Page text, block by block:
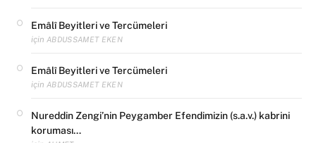
Emâlî Beyitleri ve Tercümeleri
için ABDUSSAMET EKEN
Emâlî Beyitleri ve Tercümeleri
için ABDUSSAMET EKEN
Nureddin Zengi’nin Peygamber Efendimizin (s.a.v.) kabrini
koruması…